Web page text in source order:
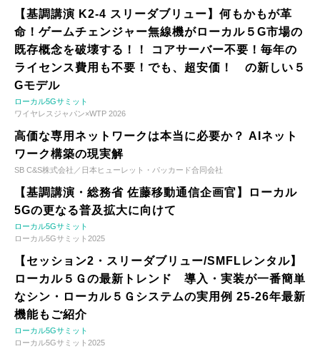
【基調講演 K2-4 スリーダブリュー】何もかもが革
命！ゲームチェンジャー無線機がローカル５G市場の
既存概念を破壊する！！ コアサーバー不要！毎年の
ライセンス費用も不要！でも、超安価！ の新しい５
Gモデル
ローカル5Gサミット
ワイヤレスジャパン×WTP 2026
高価な専用ネットワークは本当に必要か？ AIネット
ワーク構築の現実解
SB C&S株式会社／日本ヒューレット・パッカード合同会社
【基調講演・総務省 佐藤移動通信企画官】ローカル
5Gの更なる普及拡大に向けて
ローカル5Gサミット
ローカル5Gサミット2025
【セッション2・スリーダブリュー/SMFLレンタル】
ローカル５Ｇの最新トレンド 導入・実装が一番簡単
なシン・ローカル５Ｇシステムの実用例 25-26年最新
機能もご紹介
ローカル5Gサミット
ローカル5Gサミット2025